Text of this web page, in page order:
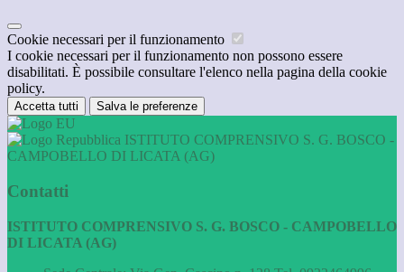
Cookie necessari per il funzionamento
I cookie necessari per il funzionamento non possono essere
disabilitati. È possibile consultare l'elenco nella pagina della cookie
policy.
Accetta tutti Salva le preferenze
ISTITUTO COMPRENSIVO S. G. BOSCO -
CAMPOBELLO DI LICATA (AG)
Contatti
ISTITUTO COMPRENSIVO S. G. BOSCO - CAMPOBELLO
DI LICATA (AG)